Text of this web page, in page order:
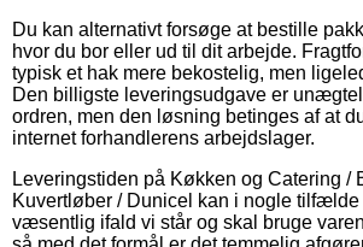
Du kan alternativt forsøge at bestille
hvor du bor eller ud til dit arbejde.
typisk et hak mere bekostelig, men
Den billigste leveringsudgave er
ordren, men den løsning betinges af at
internet forhandlerens arbejdslager.
Leveringstiden på Køkken og Catering /
Kuvertløber / Dunicel kan i nogle
væsentlig ifald vi står og skal bruge